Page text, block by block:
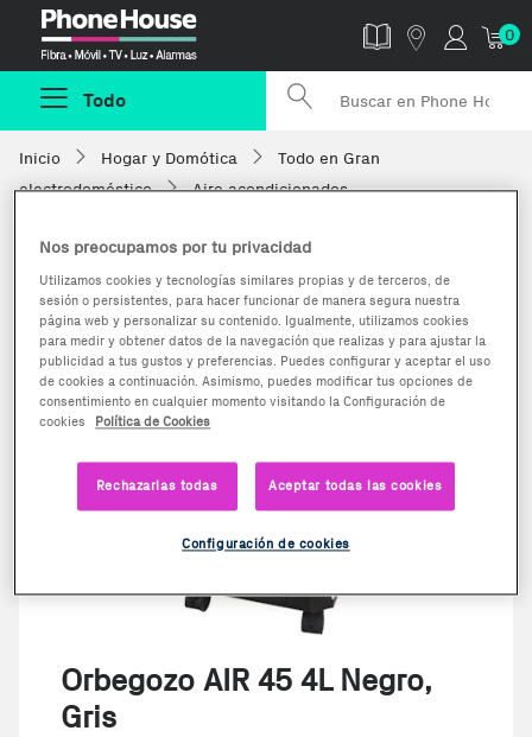
0
Todo
Inicio Hogar y Domótica
Todo en Gran
electrodoméstico
Aire acondicionados
Orbegozo AIR 45 4L Negro,
Gris
Nos preocupamos por tu privacidad
Utilizamos cookies y tecnologías similares propias y de terceros, de
sesión o persistentes, para hacer funcionar de manera segura nuestra
página web y personalizar su contenido. Igualmente, utilizamos cookies
para medir y obtener datos de la navegación que realizas y para ajustar la
publicidad a tus gustos y preferencias. Puedes configurar y aceptar el uso
de cookies a continuación. Asimismo, puedes modificar tus opciones de
consentimiento en cualquier momento visitando la Configuración de
cookies
Política de Cookies
Rechazarlas todas Aceptar todas las cookies
Configuración de cookies